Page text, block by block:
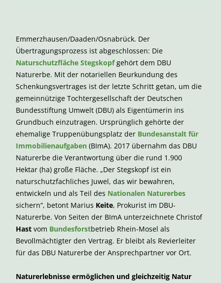
Emmerzhausen/Daaden/Osnabrück. Der
Übertragungsprozess ist abgeschlossen: Die
Naturschutzfläche Stegskopfgehört dem DBU
Naturerbe. Mit der notariellen Beurkundung des
Schenkungsvertrages ist der letzte Schritt getan, um die
gemeinnützige Tochtergesellschaft der Deutschen
Bundesstiftung Umwelt (DBU) als Eigentümerin ins
Grundbuch einzutragen. Ursprünglich gehörte der
ehemalige Truppenübungsplatz der Bundesanstalt für
Immobilienaufgaben (BImA). 2017 übernahm das DBU
Naturerbe die Verantwortung über die rund 1.900
Hektar (ha) große Fläche. „Der Stegskopf ist ein
naturschutzfachliches Juwel, das wir bewahren,
entwickeln und als Teil des Nationalen Naturerbes
sichern“, betont Marius Keite, Prokurist im DBU-
Naturerbe. Von Seiten der BImA unterzeichnete Christof
Hast vom Bundesforstbetrieb Rhein-Mosel als
Bevollmächtigter den Vertrag. Er bleibt als Revierleiter
für das DBU Naturerbe der Ansprechpartner vor Ort.
Naturerlebnisse ermöglichen und gleichzeitig Natur